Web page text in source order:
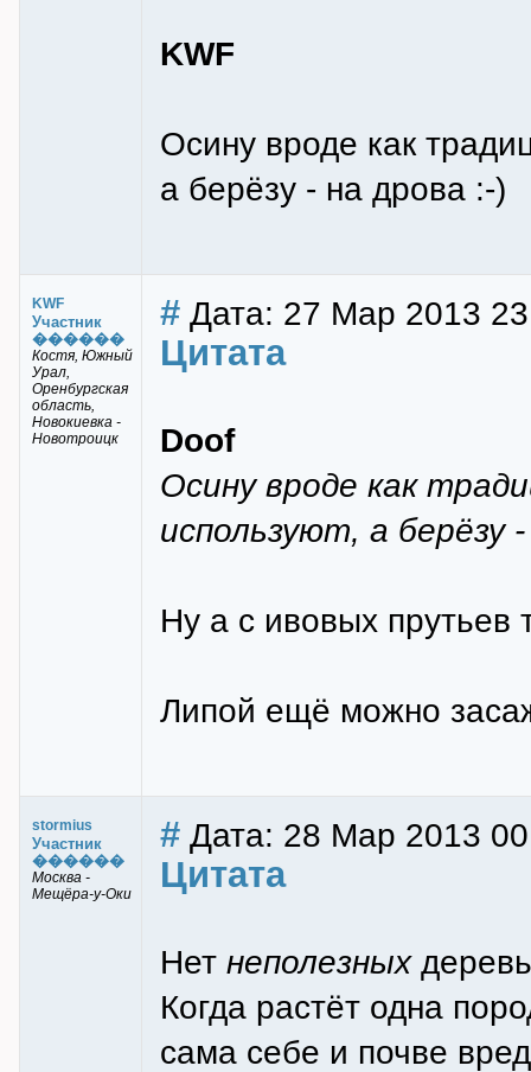
KWF
Осину вроде как
а берёзу - на дрова :-)
KWF
Участник
������
Костя, Южный
Урал,
Оренбургская
область,
Новокиевка -
Новотроицк
# Дата: 27 Мар 2013
Цитата
Doof
Осину вроде как
используют, а берёзу
Ну а с ивовых прутьев
Липой ещё можно
stormius
Участник
������
Москва -
Мещёра-у-Оки
# Дата: 28 Мар 2013
Цитата
Нет неполезных
Когда растёт одна
сама себе и почве